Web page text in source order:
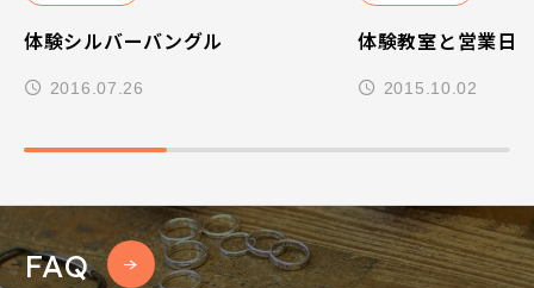
体験シルバーバングル
2016.07.26
体験教室と営業日
2015.10.02
FAQ